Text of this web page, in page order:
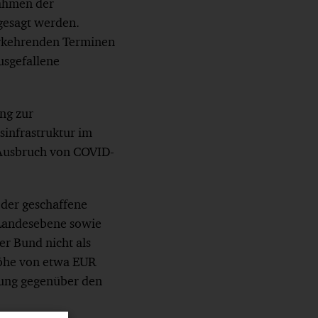
der
werden.
Terminen
zur
im
von COVID-
geschaffene
sowie
Bund nicht als
von etwa EUR
gegenüber den